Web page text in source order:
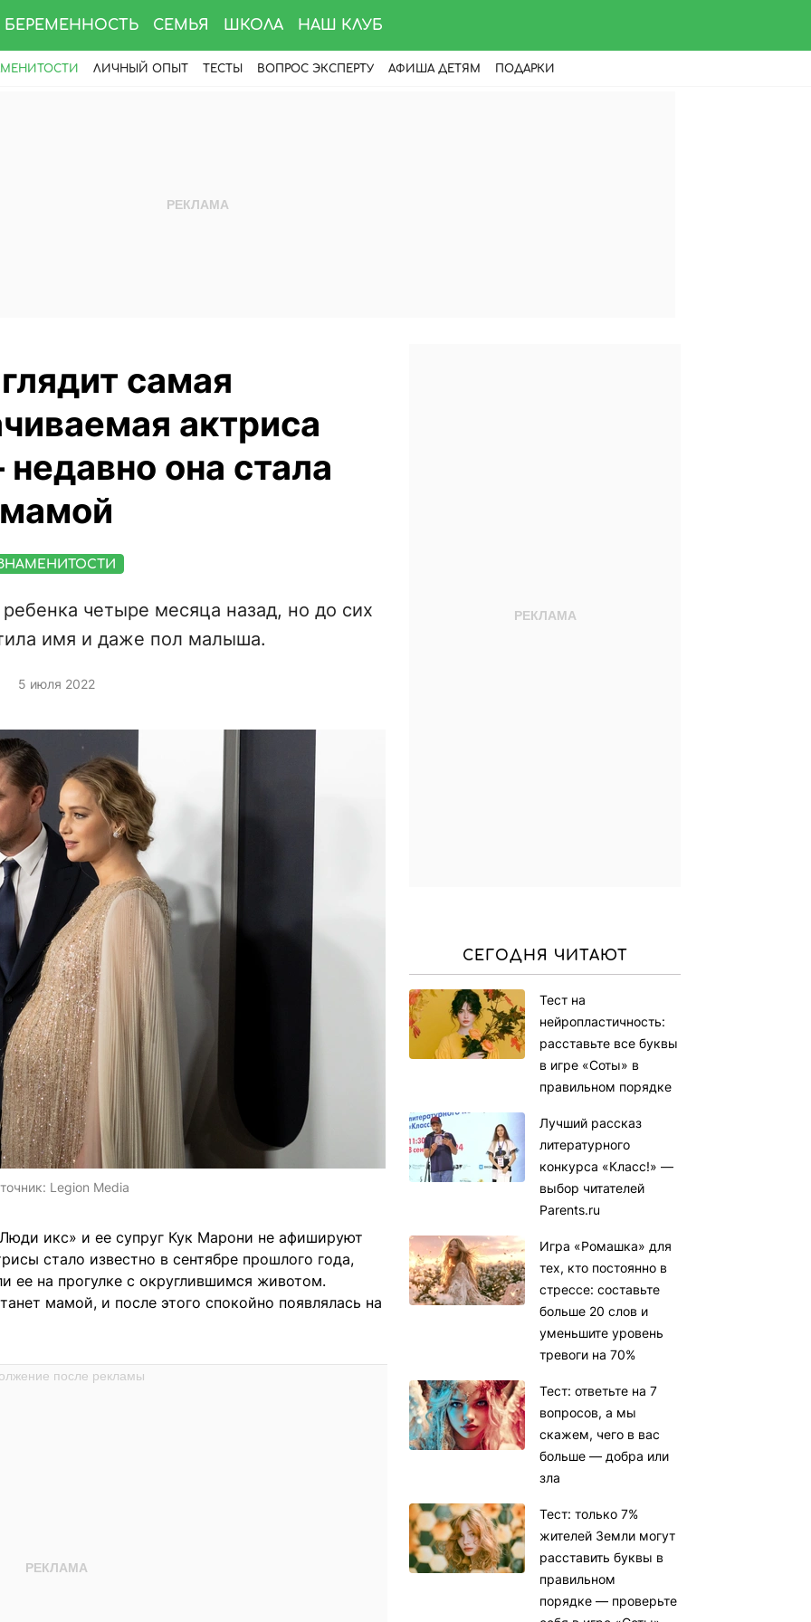
БЕРЕМЕННОСТЬ СЕМЬЯ ШКОЛА НАШ КЛУБ
ЛИЧНЫЙ ОПЫТ ТЕСТЫ ВОПРОС ЭКСПЕРТУ АФИША ДЕТЯМ ПОДАРКИ
самая
актриса
она стала
мамой
четыре месяца назад, но до сих
имя и даже пол малыша.
5 июля 2022
Legion Media
икс» и ее супруг Кук Марони не афишируют
стало известно в сентябре прошлого года,
ее на прогулке с округлившимся животом.
мамой, и после этого спокойно появлялась на
СЕГОДНЯ ЧИТАЮТ
Тест на
нейропластичность:
расставьте все буквы
в игре «Соты» в
правильном порядке
Лучший рассказ
литературного
конкурса «Класс!» —
выбор читателей
Parents.ru
Игра «Ромашка» для
тех, кто постоянно в
стрессе: составьте
больше 20 слов и
уменьшите уровень
тревоги на 70%
Тест: ответьте на 7
вопросов, а мы
скажем, чего в вас
больше — добра или
зла
Тест: только 7%
жителей Земли могут
расставить буквы в
правильном
порядке — проверьте